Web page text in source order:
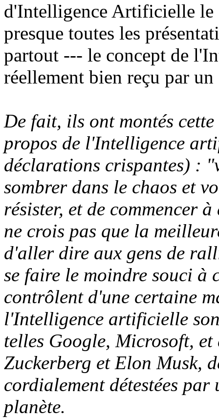
d'Intelligence Artificielle le
presque toutes les
partout --- le concept de
réellement bien reçu par
De fait, ils ont montés
propos de l'Intelligence
déclarations crispantes) :
sombrer dans le chaos et
résister, et de commencer
ne crois pas que la
d'aller dire aux gens de
se faire le moindre souci à
contrôlent d'une certaine
l'Intelligence artificielle
telles Google, Microsoft, et
Zuckerberg et Elon Musk,
cordialement détestées
planète.